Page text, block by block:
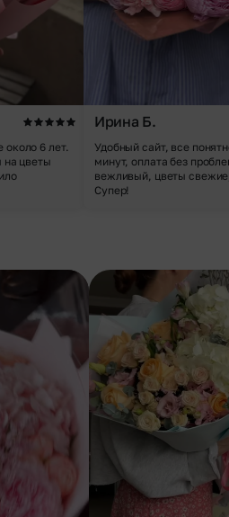
6 лет.
на цветы
Ирина Б.
Удобный сайт, все
минут, оплата без
вежливый, цветы
Супер!